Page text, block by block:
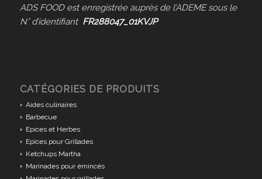
ADS FOOD est enregistrée auprès de l’ADEME sous le
N° d’identifiant FR288047_01KVJP
CATÉGORIES DE PRODUITS
Aides culinaires
Barbecue
Epices et Herbes
Epices pour Grillades
Ketchups Martha
Marinades pour émincés